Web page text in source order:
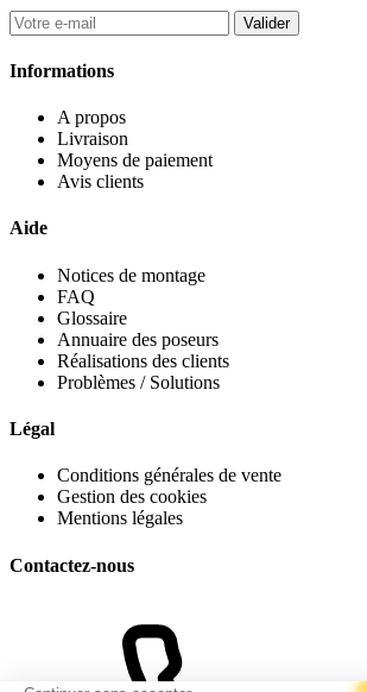
Valider
Informations
A propos
Livraison
Moyens de paiement
Avis clients
Aide
Notices de montage
FAQ
Glossaire
Annuaire des poseurs
Réalisations des clients
Problèmes / Solutions
Légal
Conditions générales de vente
Gestion des cookies
Mentions légales
Contactez-nous